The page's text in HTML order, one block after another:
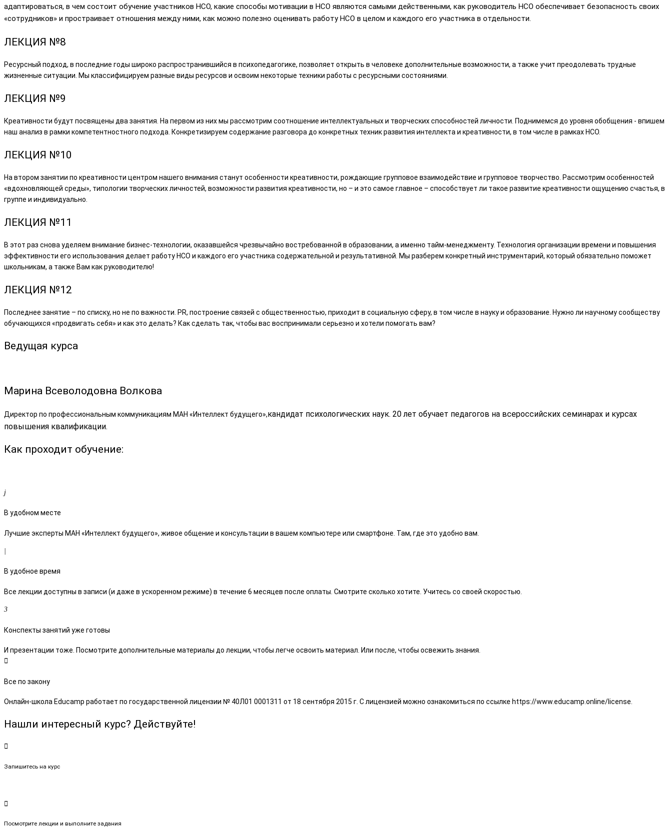
адаптироваться, в чем состоит обучение участников НСО, какие способы мотивации в НСО являются самыми действенными, как руководитель НСО обеспечивает безопасность своих
«сотрудников» и простраивает отношения между ними, как можно полезно оценивать работу НСО в целом и каждого его участника в отдельности.
ЛЕКЦИЯ №8
Ресурсный подход, в последние годы широко распространившийся в психопедагогике, позволяет открыть в человеке дополнительные возможности, а также учит преодолевать трудные
жизненные ситуации. Мы классифицируем разные виды ресурсов и освоим некоторые техники работы с ресурсными состояниями.
ЛЕКЦИЯ №9
Креативности будут посвящены два занятия. На первом из них мы рассмотрим соотношение интеллектуальных и творческих способностей личности. Поднимемся до уровня обобщения - впишем
наш анализ в рамки компетентностного подхода. Конкретизируем содержание разговора до конкретных техник развития интеллекта и креативности, в том числе в рамках НСО.
ЛЕКЦИЯ №10
На втором занятии по креативности центром нашего внимания станут особенности креативности, рождающие групповое взаимодействие и групповое творчество. Рассмотрим особенностей
«вдохновляющей среды», типологии творческих личностей, возможности развития креативности, но – и это самое главное – способствует ли такое развитие креативности ощущению счастья, в
группе и индивидуально.
ЛЕКЦИЯ №11
В этот раз снова уделяем внимание бизнес-технологии, оказавшейся чрезвычайно востребованной в образовании, а именно тайм-менеджменту. Технология организации времени и повышения
эффективности его использования делает работу НСО и каждого его участника содержательной и результативной. Мы разберем конкретный инструментарий, который обязательно поможет
школьникам, а также Вам как руководителю!
ЛЕКЦИЯ №12
Последнее занятие – по списку, но не по важности. PR, построение связей с общественностью, приходит в социальную сферу, в том числе в науку и образование. Нужно ли научному сообществу
обучающихся «продвигать себя» и как это делать? Как сделать так, чтобы вас воспринимали серьезно и хотели помогать вам?
Ведущая курса
Марина Всеволодовна Волкова
Директор по профессиональным коммуникациям МАН «Интеллект будущего»,кандидат психологических наук. 20 лет обучает педагогов на всероссийских семинарах и курсах
повышения квалификации.
Как проходит обучение:
В удобном месте
Лучшие эксперты МАН «Интеллект будущего», живое общение и консультации в вашем компьютере или смартфоне. Там, где это удобно вам.
В удобное время
Все лекции доступны в записи (и даже в ускоренном режиме) в течение 6 месяцев после оплаты. Смотрите сколько хотите. Учитесь со своей скоростью.
Конспекты занятий уже готовы
И презентации тоже. Посмотрите дополнительные материалы до лекции, чтобы легче освоить материал. Или после, чтобы освежить знания.
Все по закону
Онлайн-школа Educamp работает по государственной лицензии № 40Л01 0001311 от 18 сентября 2015 г. С лицензией можно ознакомиться по ссылке https://www.educamp.online/license.
Нашли интересный курс? Действуйте!
Запишитесь на курс
Посмотрите лекции и выполните задания